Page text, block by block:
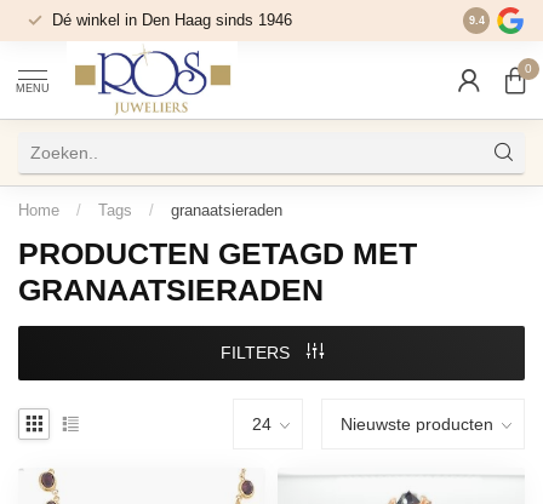
Dé winkel in Den Haag sinds 1946 9.4
MENU
0
Home / Tags / granaatsieraden
PRODUCTEN GETAGD MET
GRANAATSIERADEN
FILTERS